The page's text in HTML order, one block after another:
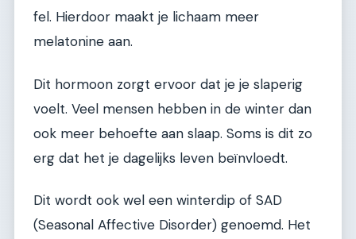
fel. Hierdoor maakt je lichaam meer
melatonine aan.
Dit hormoon zorgt ervoor dat je je slaperig
voelt. Veel mensen hebben in de winter dan
ook meer behoefte aan slaap. Soms is dit zo
erg dat het je dagelijks leven beïnvloedt.
Dit wordt ook wel een winterdip of SAD
(Seasonal Affective Disorder) genoemd. Het